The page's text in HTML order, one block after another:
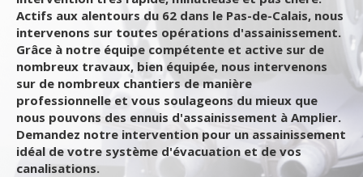
Actifs aux alentours du 62 dans le Pas-de-Calais, nous
intervenons sur toutes opérations d'assainissement.
Grâce à notre équipe compétente et active sur de
nombreux travaux, bien équipée, nous intervenons
sur de nombreux chantiers de manière
professionnelle et vous soulageons du mieux que
nous pouvons des ennuis d'assainissement à Amplier.
Demandez notre intervention pour un assainissement
idéal de votre système d'évacuation et de vos
canalisations.